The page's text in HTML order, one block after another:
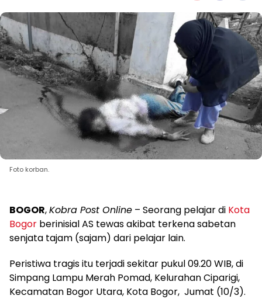
Foto korban.
BOGOR,Kobra Post Online – Seorang pelajar di Kota
Bogor berinisial AS tewas akibat terkena sabetan
senjata tajam (sajam) dari pelajar lain.
Peristiwa tragis itu terjadi sekitar pukul 09.20 WIB, di
Simpang Lampu Merah Pomad, Kelurahan Ciparigi,
Kecamatan Bogor Utara, Kota Bogor, Jumat (10/3).